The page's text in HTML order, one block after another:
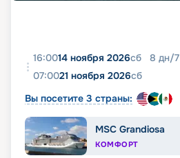
16:0014 ноября 2026сб 8 дн/7
07:0021 ноября 2026сб
Вы посетите 3 страны:
MSC Grandiosa
КОМФОРТ